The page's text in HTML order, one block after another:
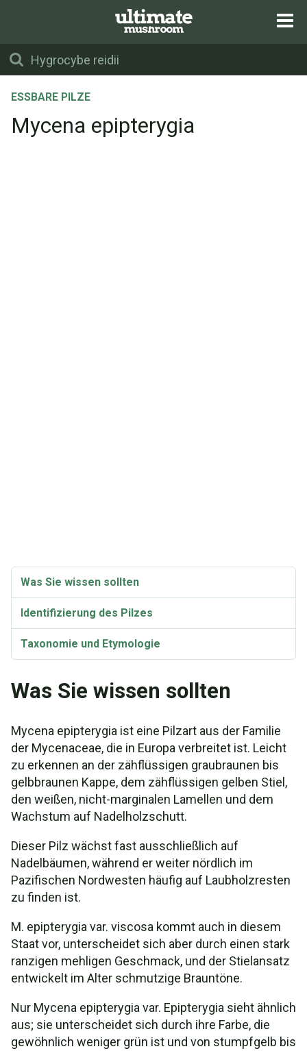
ESSBARE PILZE
Mycena epipterygia
Was Sie wissen sollten
Identifizierung des Pilzes
Taxonomie und Etymologie
Was Sie wissen sollten
Mycena epipterygia ist eine Pilzart aus der Familie
der Mycenaceae, die in Europa verbreitet ist. Leicht
zu erkennen an der zähflüssigen graubraunen bis
gelbbraunen Kappe, dem zähflüssigen gelben Stiel,
den weißen, nicht-marginalen Lamellen und dem
Wachstum auf Nadelholzschutt.
Dieser Pilz wächst fast ausschließlich auf
Nadelbäumen, während er weiter nördlich im
Pazifischen Nordwesten häufig auf Laubholzresten
zu finden ist.
M. epipterygia var. viscosa kommt auch in diesem
Staat vor, unterscheidet sich aber durch einen stark
ranzigen mehligen Geschmack, und der Stielansatz
entwickelt im Alter schmutzige Brauntöne.
Nur Mycena epipterygia var. Epipterygia sieht ähnlich
aus; sie unterscheidet sich durch ihre Farbe, die
gewöhnlich weniger grün ist und von stumpfgelb bis